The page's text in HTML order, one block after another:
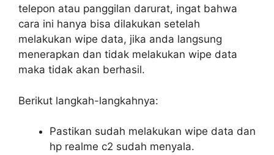
telepon atau panggilan darurat, ingat bahwa
cara ini hanya bisa dilakukan setelah
melakukan wipe data, jika anda langsung
menerapkan dan tidak melakukan wipe data
maka tidak akan berhasil.
Berikut langkah-langkahnya:
Pastikan sudah melakukan wipe data dan
hp realme c2 sudah menyala.